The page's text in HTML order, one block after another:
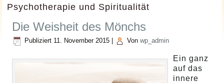
Psychotherapie und Spiritualität
Die Weisheit des Mönchs
Publiziert 11. November 2015 Von wp_admin
Ein ganz
auf das
innere